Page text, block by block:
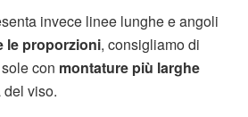
invece linee lunghe e angoli
le proporzioni, consigliamo di
con montature più larghe
viso.